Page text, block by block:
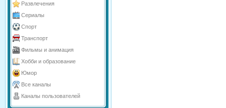
Развлечения
Сериалы
Спорт
Транспорт
Фильмы и анимация
Хобби и образование
Юмор
Все каналы
Каналы пользователей